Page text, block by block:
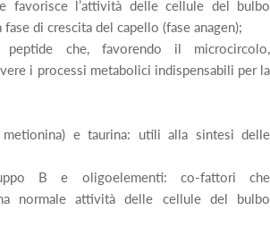
favorisce l’attività delle cellule del bulbo
di crescita del capello (fase anagen);
peptide che, favorendo il microcircolo,
i processi metabolici indispensabili per la
metionina) e taurina: utili alla sintesi delle
B e oligoelementi: co-fattori che
normale attività delle cellule del bulbo